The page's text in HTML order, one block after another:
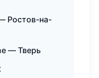
Ростов-на-
— Тверь